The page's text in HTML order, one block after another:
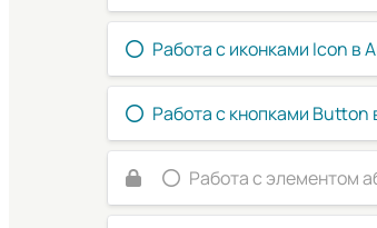
Работа с иконками Icon в
Работа с кнопками Button
Работа с элементом